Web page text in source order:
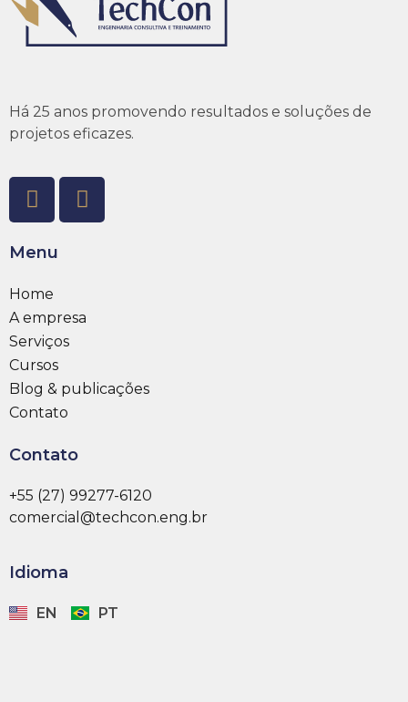
Há 25 anos promovendo resultados e soluções de
projetos eficazes.
Menu
Home
A empresa
Serviços
Cursos
Blog & publicações
Contato
Contato
+55 (27) 99277-6120
comercial@techcon.eng.br
Idioma
EN PT